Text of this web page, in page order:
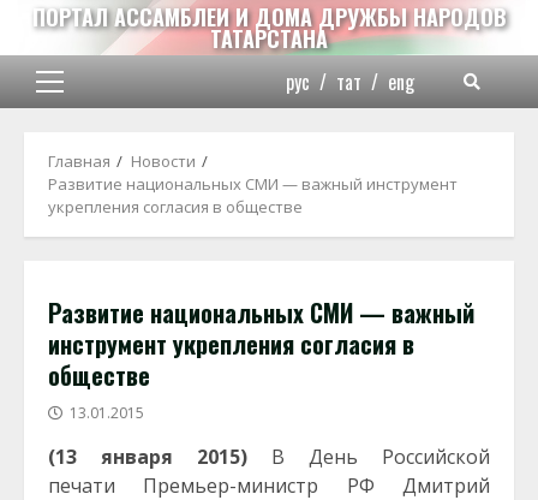
Перейти
содержимому
ПОРТАЛ АССАМБЛЕИ И ДОМА ДРУЖБЫ НАРОДОВ
ТАТАРСТАНА
Основное
рус / тат / eng
Главная
Новости
Развитие национальных СМИ — важный инструмент
укрепления согласия в обществе
Развитие национальных СМИ — важный
инструмент укрепления согласия в
обществе
13.01.2015
(13 января 2015) В День Российской
печати
Премьер-министр РФ Дмитрий